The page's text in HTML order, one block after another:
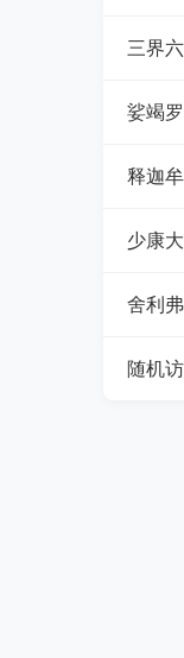
三界
娑竭
释迦
少康
舍利弗
随机